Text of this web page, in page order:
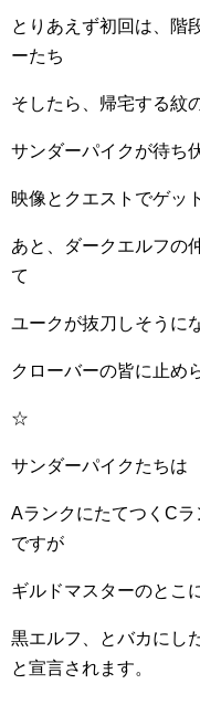
とりあえず初回は、階
ーたち
そしたら、帰宅する紋
サンダーパイクが待ち
映像とクエストでゲッ
あと、ダークエルフの
て
ユークが抜刀しそうに
クローバーの皆に止め
☆
サンダーパイクたちは
AランクにたてつくC
ですが
ギルドマスターのとこ
黒エルフ、とバカにし
と宣言されます。